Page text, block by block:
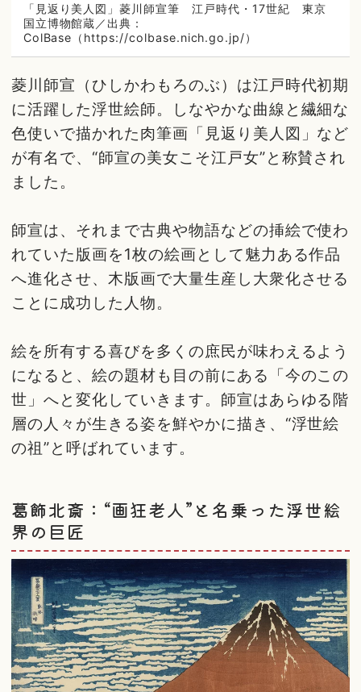
「見返り美人図」菱川師宣筆 江戸時代・17世紀 東京
国立博物館蔵／出典：
ColBase（https://colbase.nich.go.jp/）
菱川師宣（ひしかわもろのぶ）は江戸時代初期
に活躍した浮世絵師。しなやかな曲線と繊細な
色使いで描かれた肉筆画「見返り美人図」など
が有名で、“師宣の美女こそ江戸女”と称賛され
ました。
師宣は、それまで古典や物語などの挿絵で使わ
れていた版画を1枚の絵画として魅力ある作品
へ進化させ、木版画で大量生産し大衆化させる
ことに成功した人物。
絵を所有する喜びを多くの庶民が味わえるよう
になると、絵の題材も目の前にある「今のこの
世」へと変化していきます。師宣はあらゆる階
層の人々が生きる姿を鮮やかに描き、“浮世絵
の祖”と呼ばれています。
葛飾北斎：“画狂老人”と名乗った浮世絵
界の巨匠